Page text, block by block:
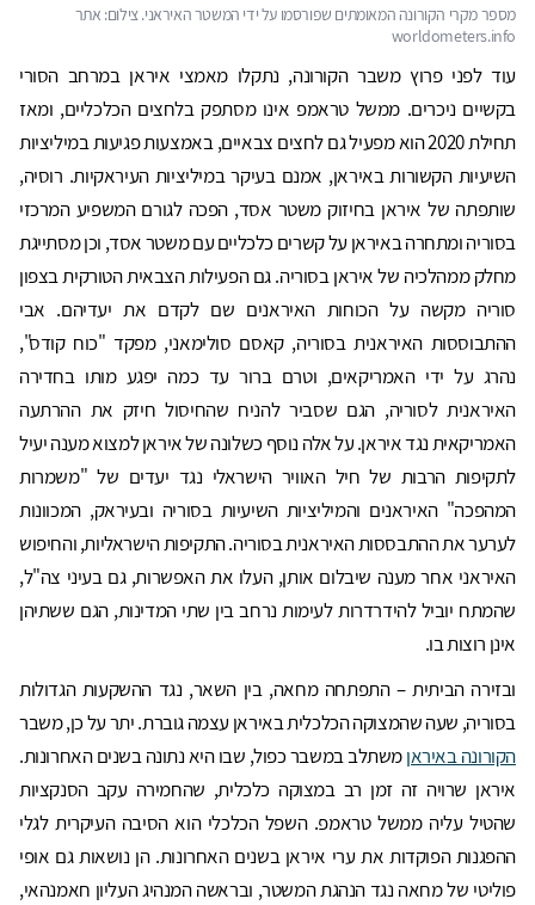
מספר מקרי הקורונה המאומתים שפורסמו על ידי המשטר האיראני. צילום: אתר
worldometers.info
עוד לפני פרוץ משבר הקורונה, נתקלו מאמצי איראן במרחב הסורי
בקשיים ניכרים. ממשל טראמפ אינו מסתפק בלחצים הכלכליים, ומאז
תחילת 2020 הוא מפעיל גם לחצים צבאיים, באמצעות פגיעות במיליציות
השיעיות הקשורות באיראן, אמנם בעיקר במיליציות העיראקיות. רוסיה,
שותפתה של איראן בחיזוק משטר אסד, הפכה לגורם המשפיע המרכזי
בסוריה ומתחרה באיראן על קשרים כלכליים עם משטר אסד, וכן מסתייגת
מחלק ממהלכיה של איראן בסוריה. גם הפעילות הצבאית הטורקית בצפון
סוריה מקשה על הכוחות האיראנים שם לקדם את יעדיהם. אבי
ההתבוססות האיראנית בסוריה, קאסם סולימאני, מפקד "כוח קודס",
נהרג על ידי האמריקאים, וטרם ברור עד כמה יפגע מותו בחדירה
האיראנית לסוריה, הגם שסביר להניח שהחיסול חיזק את ההרתעה
האמריקאית נגד איראן. על אלה נוסף כשלונה של איראן למצוא מענה יעיל
לתקיפות הרבות של חיל האוויר הישראלי נגד יעדים של "משמרות
המהפכה" האיראנים והמיליציות השיעיות בסוריה ובעיראק, המכוונות
לערער את ההתבססות האיראנית בסוריה. התקיפות הישראליות, והחיפוש
האיראני אחר מענה שיבלום אותן, העלו את האפשרות, גם בעיני צה"ל,
שהמתח יוביל להידרדרות לעימות נרחב בין שתי המדינות, הגם ששתיהן
אינן רוצות בו.
ובזירה הביתית – התפתחה מחאה, בין השאר, נגד ההשקעות הגדולות
בסוריה, שעה שהמצוקה הכלכלית באיראן עצמה גוברת. יתר על כן, משבר
הקורונה באיראןמשתלב במשבר כפול, שבו היא נתונה בשנים האחרונות.
איראן שרויה זה זמן רב במצוקה כלכלית, שהחמירה עקב הסנקציות
שהטיל עליה ממשל טראמפ. השפל הכלכלי הוא הסיבה העיקרית לגלי
ההפגנות הפוקדות את ערי איראן בשנים האחרונות. הן נושאות גם אופי
פוליטי של מחאה נגד הנהגת המשטר, ובראשה המנהיג העליון חאמנהאי,